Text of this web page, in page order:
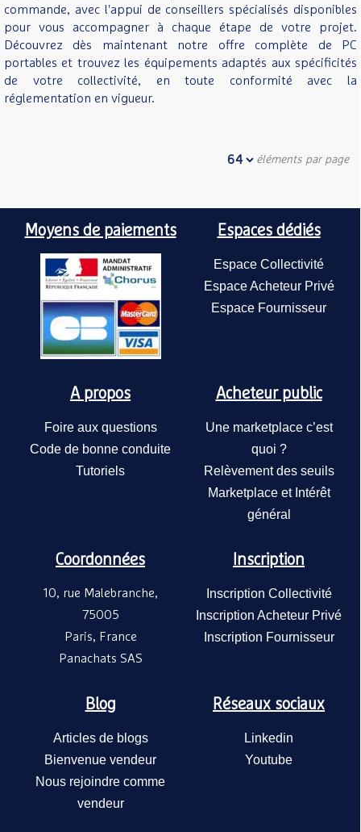
commande, avec l'appui de conseillers spécialisés disponibles
pour vous accompagner à chaque étape de votre projet.
Découvrez dès maintenant notre offre complète de PC
portables et trouvez les équipements adaptés aux spécificités
de votre collectivité, en toute conformité avec la
réglementation en vigueur.
éléments par page
Moyens de paiements Espaces dédiés
Espace Collectivité
Espace Acheteur Privé
Espace Fournisseur
A propos
Foire aux questions
Code de bonne conduite
Tutoriels
Acheteur public
Une marketplace c’est
quoi ?
Relèvement des seuils
Marketplace et Intérêt
général
Coordonnées
10, rue Malebranche,
75005
Paris, France
Panachats SAS
Inscription
Inscription Collectivité
Inscription Acheteur Privé
Inscription Fournisseur
Blog
Articles de blogs
Bienvenue vendeur
Nous rejoindre comme
vendeur
Réseaux sociaux
Linkedin
Youtube